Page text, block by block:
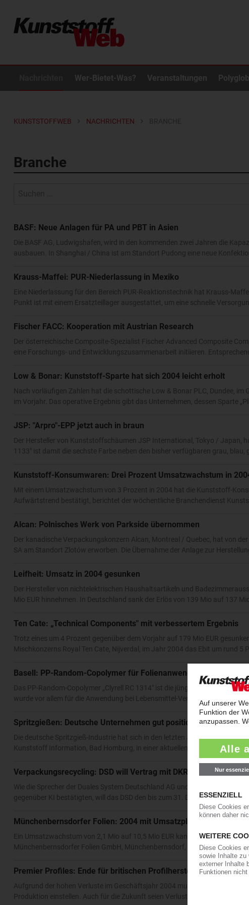
Wer-Bietet-Was? Veranstaltungen
KUNSTSTOFFWEB NACHRICHTEN
Branche
BASF: Neue Anlagen für PA und PBT in Asien
Die BASF AG, Ludwigshafen, wird in den kommenden zwei Jahren die
ausbauen. In Shanghai / China ist am Standort Pudong eine neue
Krauss-Maffei: PUR-Niederlassung in Mexiko
Eine Niederlassung für den Bereich PUR-Reaktionstechnik hat Krauss-
Punkt ist mit einem Ersatzteillager ausgestattet, um eine schnelle
Fischer FACC: Kooperation mit Austrian Research
Der österreichische Composite-Spezialist Fischer Advanced Composite
eine Forschungs- und Entwicklungszusammenarbeit initiieren.
Low & Bonar: Kunststoff-Sparte hat sich 2004 leicht erholt
Nach vorläufigen Zahlen hat die schottische Low & Bonar PLC, Dundee,
im Vorjahr. Das operative Ergebnis gibt das Unternehmen, dessen Sparte
JSP: "Arpro"-EPP jetzt auch in braun
Der Hersteller von Kunststoffschäumen JSP International, Tokyo / Japan,
1133" ist damit die sechste Farbe neben den bisher verfügbaren grau, blau,
Kunststoff-Konsumwaren: Drei Prozent Umsatzwachstum in
Mit einem Umsatzwachstum von 3 Prozent in 2004 hat die Kunststoff-
Aufwärtstrend bestätigt, berichtet der wöchentliche Branchendienst
Alcan: Polnisches Werk von Parkside übernommen
Der kanadische Verpackungskonzern Alcan, Montreal / Quebec, hat von
SA am Standort Zlotów erworben. Die Übernahme der Anlage zur
Leifheit: Umsatz in 2004 gesunken
Der Hersteller von nichtelektrischen Haushaltsartikeln und
Mio EUR hinnehmen. In Deutschland sank der Erlös von 139 Mio auf 137
Ten Cate: „Technical Components" mit verbessertem Ergebnis
Trotz eines um 4 Prozent gegenüber dem Vorjahr auf 179 Mio EUR
Mischkonzerns Royal Ten Cate, Nijverdal, im Jahr 2004 das Ebit um rund 5
Basell: PP-Random-Copolymer für Folienanwendung
Das PP-Random-Copolymer „Clyrell RC 1314" ist die jüngste Entwicklung
wurde vor allem für die Anwendung bei Lebensmittel-Verpackungsfolien
Spritzgießen: Deutsche Unternehmen gut positioniert
Die deutsche Spritzgieß-Industrie hat sich in den letzten Jahren im
Kunststoff Information, Bad Homburg, in einer aktuellen Veröffentlichung
Verpackungsrecycling: DSD will Vertrag mit DKR nicht verlängern
Wie die Sprecher der Duales System Deutschland AG und der Deutschen
gegenüber KI bestätigten, will das DSD den bis zum 31. Dezember 2005
Münchenbernsdorfer Folien: 2004 mit Umsatzplus
Ein Umsatzwachstum von 2,1 Mio auf 10,5 Mio EUR kann die auf die
Münchenbernsdorfer Folien GmbH, Münchenbernsdorf, für das
Premier Profiles: Ende für britischen Profilhersteller
Aufgrund der hohen Verluste im Geschäftsjahr 2004 muss der britische
Produktion einstellen. Auch für die Zukunft seien Verluste vorhersehbar,